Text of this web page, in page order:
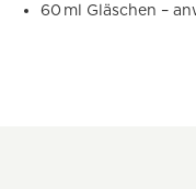
60 ml Gläschen –